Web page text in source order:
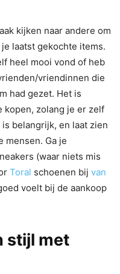
kijken naar andere om
laatst gekochte items.
heel mooi vond of heb
vriendinnen die
had gezet. Het is
kopen, zolang je er zelf
belangrijk, en laat zien
mensen. Ga je
(waar niets mis
Toral schoenen bij van
voelt bij de aankoop
stijl met